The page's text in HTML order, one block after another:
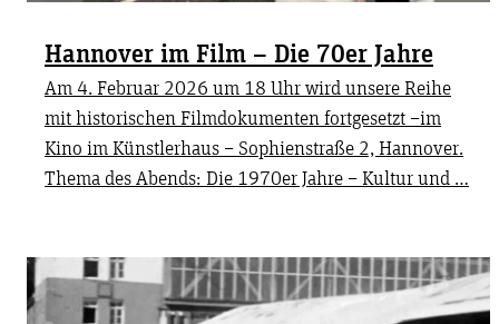
Hannover im Film – Die 70er Jahre
Am 4. Februar 2026 um 18 Uhr wird unsere Reihe
mit historischen Filmdokumenten fortgesetzt –im
Kino im Künstlerhaus – Sophienstraße 2, Hannover.
Thema des Abends: Die 1970er Jahre – Kultur und …